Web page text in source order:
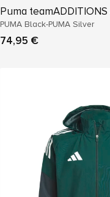
Puma
PUMA Black-PUMA Silver
74,95 €